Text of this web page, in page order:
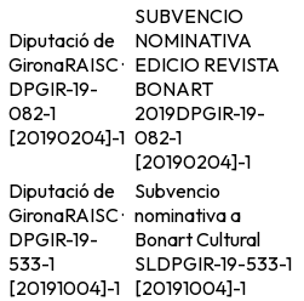
Diputació de
GironaRAISC ·
DPGIR-19-
082-1
[20190204]-1
SUBVENCIO
NOMINATIVA
EDICIO REVISTA
BONART
2019DPGIR-19-
082-1
[20190204]-1
Diputació de
GironaRAISC ·
DPGIR-19-
533-1
[20191004]-1
Subvencio
nominativa a
Bonart Cultural
SLDPGIR-19-533-1
[20191004]-1